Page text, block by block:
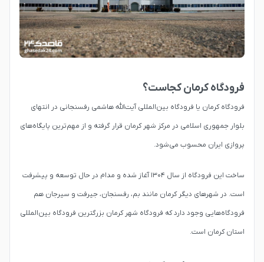
فرودگاه کرمان کجاست؟
فرودگاه کرمان یا فرودگاه بین‌المللی آیت‌الله هاشمی رفسنجانی در انتهای
‌بلوار جمهوری اسلامی در مرکز شهر کرمان قرار گرفته و از مهم‌ترین پایگاه‌های
پروازی ایران محسوب می‌شود‌.
ساخت این فرودگاه از سال ۱۳۰۴ آغاز شده و مدام در حال توسعه و پیشرفت
است. در شهرهای دیگر کرمان مانند بم، رفسنجان، جیرفت و سیرجان هم
فرودگاه‌هایی وجود دارد ‌که فرودگاه شهر کرمان بزرگترین فرودگاه بین‌المللی
استان کرمان است.